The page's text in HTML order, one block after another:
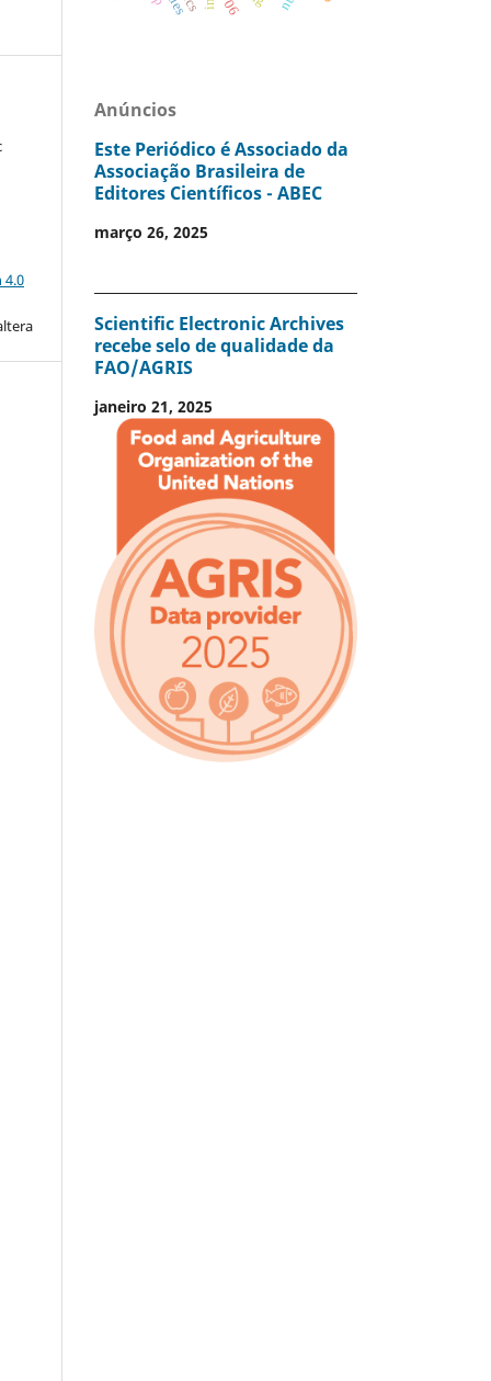
4.0
Anúncios
Este Periódico é Associado da
Associação Brasileira de
Editores Científicos - ABEC
março 26, 2025
Scientific Electronic Archives
recebe selo de qualidade da
FAO/AGRIS
janeiro 21, 2025